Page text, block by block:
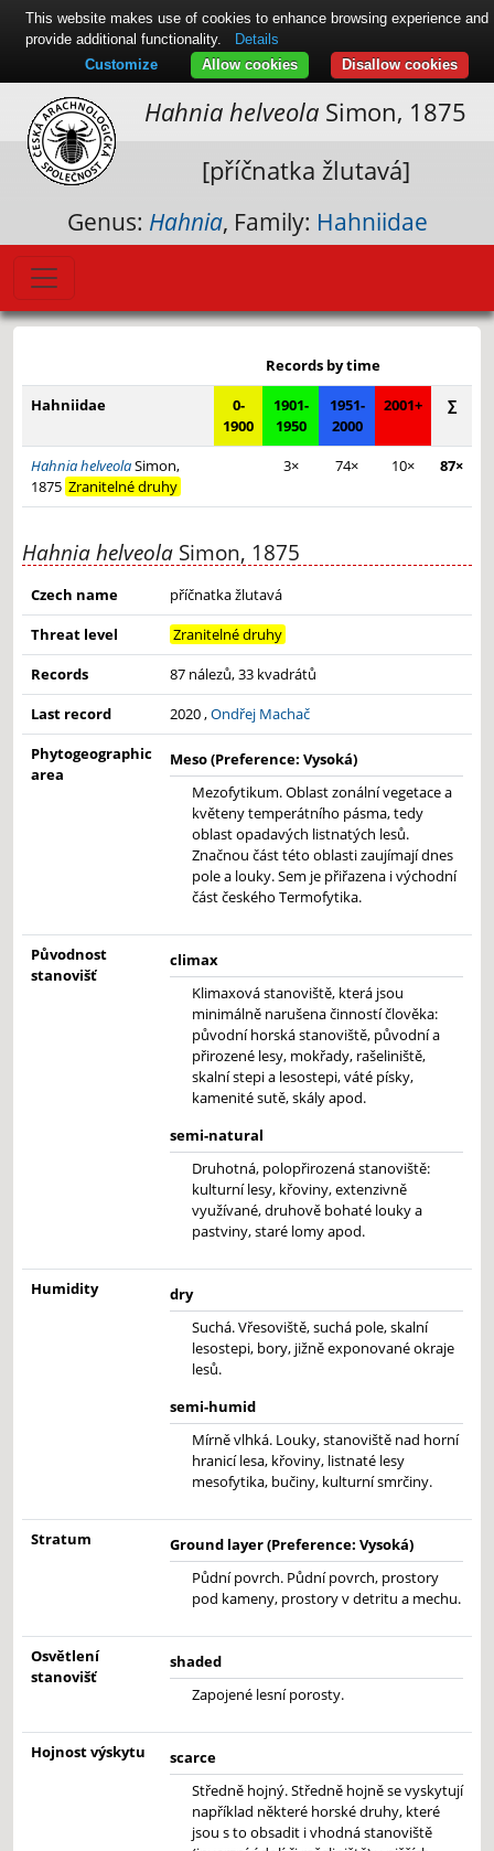
Hahnia helveola Simon, 1875
[příčnatka žlutavá]
Genus: Hahnia, Family: Hahniidae
−
Leaflet|© Seznam.cz a.s. a další
Records by time
Hahniidae
0-
1900
1901-
1950
1951-
2000
2001+ ∑
Hahnia helveolaSimon,
1875 Zranitelné druhy
3× 74× 10× 87×
Hahnia helveola Simon, 1875
Czech name
příčnatka žlutavá
Threat level
Zranitelné druhy
Records
87 nálezů, 33 kvadrátů
Last record
2020 ,Ondřej Machač
Phytogeographic
area
Meso (Preference: Vysoká)
Mezofytikum. Oblast zonální vegetace a
květeny temperátního pásma, tedy
oblast opadavých listnatých lesů.
Značnou část této oblasti zaujímají dnes
pole a louky. Sem je přiřazena i východní
část českého Termofytika.
Původnost
stanovišť
climax
Klimaxová stanoviště, která jsou
minimálně narušena činností člověka:
původní horská stanoviště, původní a
přirozené lesy, mokřady, rašeliniště,
skalní stepi a lesostepi, váté písky,
kamenité sutě, skály apod.
semi-natural
Druhotná, polopřirozená stanoviště:
kulturní lesy, křoviny, extenzivně
využívané, druhově bohaté louky a
pastviny, staré lomy apod.
Humidity
dry
Suchá. Vřesoviště, suchá pole, skalní
lesostepi, bory, jižně exponované okraje
lesů.
semi-humid
Mírně vlhká. Louky, stanoviště nad horní
hranicí lesa, křoviny, listnaté lesy
mesofytika, bučiny, kulturní smrčiny.
Stratum
Ground layer (Preference: Vysoká)
Půdní povrch. Půdní povrch, prostory
pod kameny, prostory v detritu a mechu.
Osvětlení
stanovišť
shaded
Zapojené lesní porosty.
Hojnost výskytu
scarce
Středně hojný. Středně hojně se vyskytují
například některé horské druhy, které
jsou s to obsadit i vhodná stanoviště
This website makes use of cookies to enhance browsing experience and
provide additional functionality.
Details
Disallow cookies
Allow cookies
Customize